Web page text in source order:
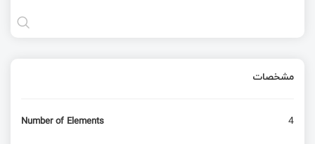
مشخصات
Number of Elements 4